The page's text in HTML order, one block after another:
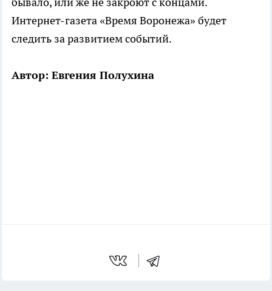
Интернет-газета «Время Воронежа» будет
следить за развитием событий.
Автор: Евгения Полухина